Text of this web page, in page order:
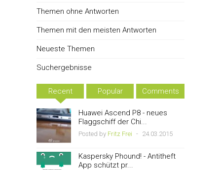
Themen ohne Antworten
Themen mit den meisten Antworten
Neueste Themen
Suchergebnisse
Recent Popular Comments
Huawei Ascend P8 - neues
Flaggschiff der Chi...
Posted by Fritz Frei - 24.03.2015
Kaspersky Phound! - Antitheft
App schützt pr...